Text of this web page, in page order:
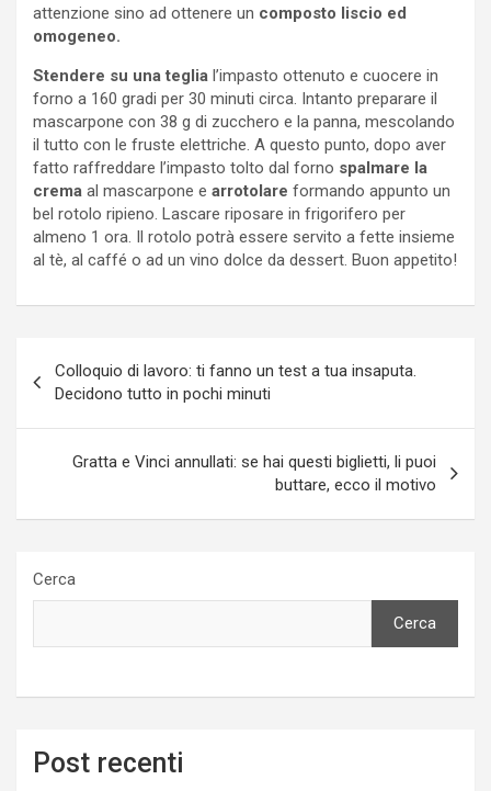
attenzione sino ad ottenere un composto liscio ed
omogeneo.
Stendere su una teglia l’impasto ottenuto e cuocere in
forno a 160 gradi per 30 minuti circa. Intanto preparare il
mascarpone con 38 g di zucchero e la panna, mescolando
il tutto con le fruste elettriche. A questo punto, dopo aver
fatto raffreddare l’impasto tolto dal forno spalmare la
crema al mascarpone e arrotolare formando appunto un
bel rotolo ripieno. Lascare riposare in frigorifero per
almeno 1 ora. Il rotolo potrà essere servito a fette insieme
al tè, al caffé o ad un vino dolce da dessert. Buon appetito!
articoli
Colloquio di lavoro: ti fanno un test a tua insaputa.
Decidono tutto in pochi minuti
Gratta e Vinci annullati: se hai questi biglietti, li puoi
buttare, ecco il motivo
Cerca
Cerca
Post recenti